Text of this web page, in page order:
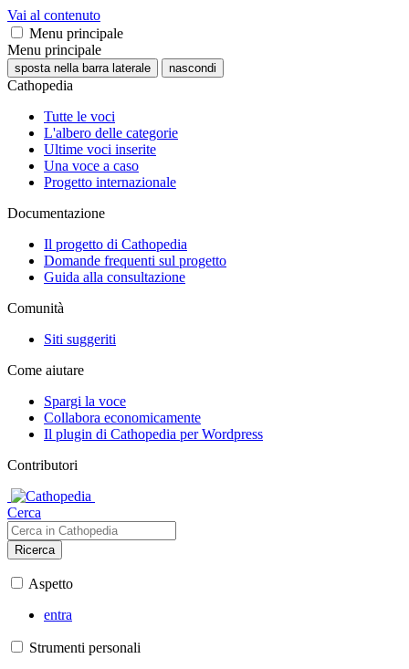
Vai al contenuto
Menu principale
Menu principale
sposta nella barra laterale nascondi
Cathopedia
Tutte le voci
L'albero delle categorie
Ultime voci inserite
Una voce a caso
Progetto internazionale
Documentazione
Il progetto di Cathopedia
Domande frequenti sul progetto
Guida alla consultazione
Comunità
Siti suggeriti
Come aiutare
Spargi la voce
Collabora economicamente
Il plugin di Cathopedia per Wordpress
Contributori
Cerca
Ricerca
Aspetto
entra
Strumenti personali